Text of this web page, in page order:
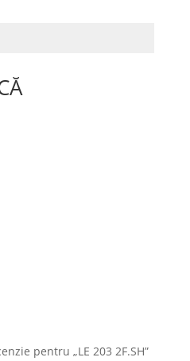
pentru „LE 203 2F.SH”